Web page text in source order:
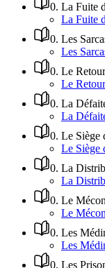
0. La Fuite
La Fuite
0. Les
Les
0. Le
Le
0. La
La
0. Le Siège
Le Siège
0. La
La
0. Le
Le
0. Les
Les
0. Les